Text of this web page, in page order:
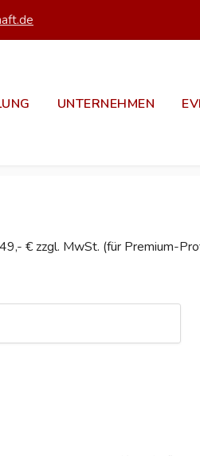
UNTERNEHMEN
€ zzgl. MwSt. (für Premium-